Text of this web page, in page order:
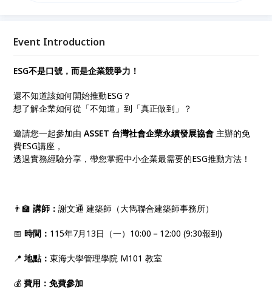
韋僑），本活動免費，推動ESG向下扎根與競賽化發
Event Introduction
ESG不是口號，而是企業競爭力！
還不知道該如何開始推動ESG？
想了解企業如何從「不知道」到「真正做到」？
邀請您一起參加由ASSET 台灣社會企業永續發展協會 主辦的免
費ESG講座，
透過實務經驗分享，帶您掌握中小企業最需要的ESG推動方法！
👨‍🏫講師：謝文通 建築師（大雋聯合建築師事務所）
📅時間： 115年7月13日（一）10:00－12:00 (9:30報到)
📍地點：東海大學管理學院 M101 教室
💰費用：免費參加